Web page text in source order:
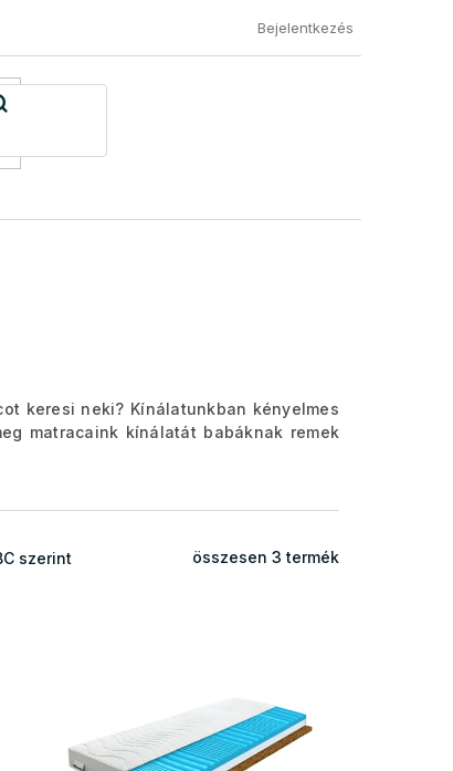
Általános Szerződési Feltételek
Bejelentkezés
keresi neki? Kínálatunkban kényelmes
matracaink kínálatát babáknak remek
szerint összesen 3 termék